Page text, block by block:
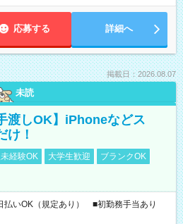
応募する 詳細へ
掲載日：2026.08.07
未読
渡しOK】iPhoneなどス
け！
経験OK 大学生歓迎
ブランクOK
いOK（規定あり） ■初勤務手当あり